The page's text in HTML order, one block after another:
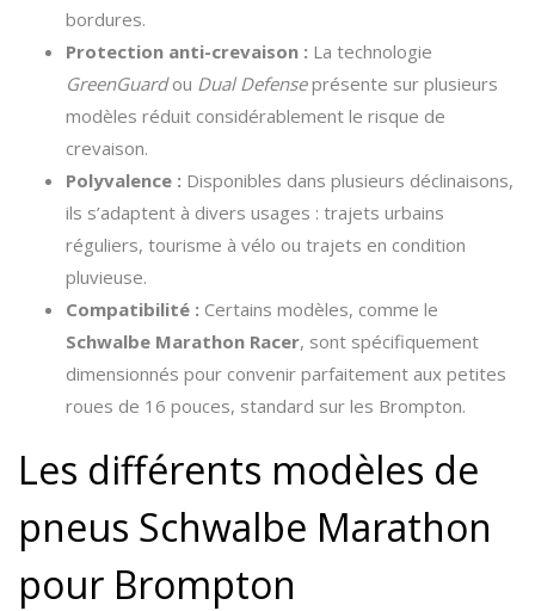
bordures.
Protection anti-crevaison : La technologie
GreenGuardou Dual Defenseprésente sur plusieurs
modèles réduit considérablement le risque de
crevaison.
Polyvalence : Disponibles dans plusieurs déclinaisons,
ils s’adaptent à divers usages : trajets urbains
réguliers, tourisme à vélo ou trajets en condition
pluvieuse.
Compatibilité : Certains modèles, comme le
Schwalbe Marathon Racer, sont spécifiquement
dimensionnés pour convenir parfaitement aux petites
roues de 16 pouces, standard sur les Brompton.
Les différents modèles de
pneus Schwalbe Marathon
pour Brompton